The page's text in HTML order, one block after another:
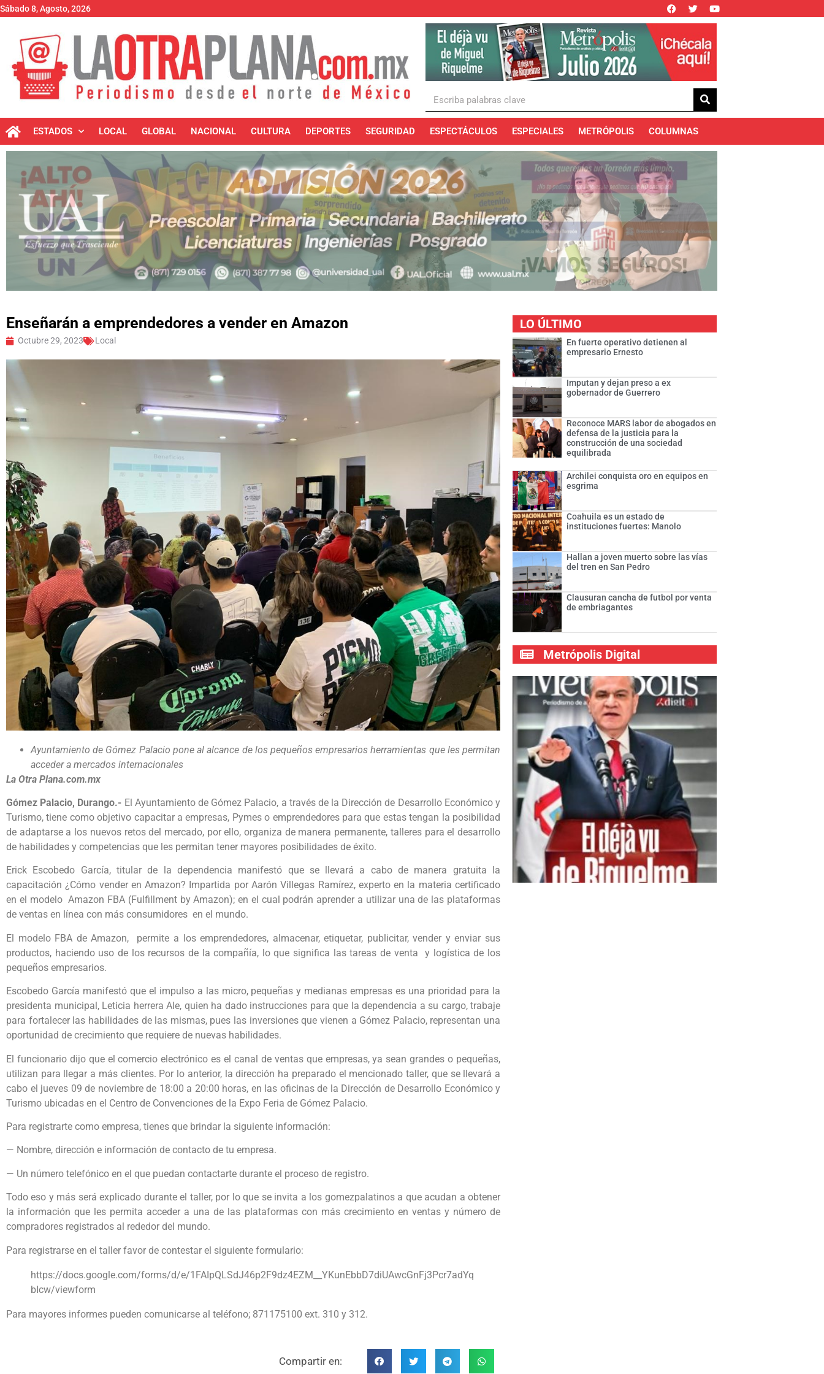
Sábado 8, Agosto, 2026
ESTADOS LOCAL GLOBAL NACIONAL CULTURA DEPORTES SEGURIDAD ESPECTÁCULOS ESPECIALES METRÓPOLIS COLUMNAS
Enseñarán a emprendedores a vender en Amazon
Octubre 29, 2023 Local
Ayuntamiento de Gómez Palacio pone al alcance de los pequeños empresarios herramientas que les permitan
acceder a mercados internacionales
La Otra Plana.com.mx
Gómez Palacio, Durango.- El Ayuntamiento de Gómez Palacio, a través de la Dirección de Desarrollo Económico y
Turismo, tiene como objetivo capacitar a empresas, Pymes o emprendedores para que estas tengan la posibilidad
de adaptarse a los nuevos retos del mercado, por ello, organiza de manera permanente, talleres para el desarrollo
de habilidades y competencias que les permitan tener mayores posibilidades de éxito.
Erick Escobedo García, titular de la dependencia manifestó que se llevará a cabo de manera gratuita la
capacitación ¿Cómo vender en Amazon? Impartida por Aarón Villegas Ramírez, experto en la materia certificado
en el modelo Amazon FBA (Fulfillment by Amazon); en el cual podrán aprender a utilizar una de las plataformas
de ventas en línea con más consumidores en el mundo.
El modelo FBA de Amazon, permite a los emprendedores, almacenar, etiquetar, publicitar, vender y enviar sus
productos, haciendo uso de los recursos de la compañía, lo que significa las tareas de venta y logística de los
pequeños empresarios.
Escobedo García manifestó que el impulso a las micro, pequeñas y medianas empresas es una prioridad para la
presidenta municipal, Leticia herrera Ale, quien ha dado instrucciones para que la dependencia a su cargo, trabaje
para fortalecer las habilidades de las mismas, pues las inversiones que vienen a Gómez Palacio, representan una
oportunidad de crecimiento que requiere de nuevas habilidades.
El funcionario dijo que el comercio electrónico es el canal de ventas que empresas, ya sean grandes o pequeñas,
utilizan para llegar a más clientes. Por lo anterior, la dirección ha preparado el mencionado taller, que se llevará a
cabo el jueves 09 de noviembre de 18:00 a 20:00 horas, en las oficinas de la Dirección de Desarrollo Económico y
Turismo ubicadas en el Centro de Convenciones de la Expo Feria de Gómez Palacio.
Para registrarte como empresa, tienes que brindar la siguiente información:
— Nombre, dirección e información de contacto de tu empresa.
— Un número telefónico en el que puedan contactarte durante el proceso de registro.
Todo eso y más será explicado durante el taller, por lo que se invita a los gomezpalatinos a que acudan a obtener
la información que les permita acceder a una de las plataformas con más crecimiento en ventas y número de
compradores registrados al rededor del mundo.
Para registrarse en el taller favor de contestar el siguiente formulario:
https://docs.google.com/forms/d/e/1FAIpQLSdJ46p2F9dz4EZM__YKunEbbD7diUAwcGnFj3Pcr7adYq
bIcw/viewform
Para mayores informes pueden comunicarse al teléfono; 871175100 ext. 310 y 312.
Compartir en:
LO ÚLTIMO
En fuerte operativo detienen al
empresario Ernesto
Imputan y dejan preso a ex
gobernador de Guerrero
Reconoce MARS labor de abogados en
defensa de la justicia para la
construcción de una sociedad
equilibrada
Archilei conquista oro en equipos en
esgrima
Coahuila es un estado de
instituciones fuertes: Manolo
Hallan a joven muerto sobre las vías
del tren en San Pedro
Clausuran cancha de futbol por venta
de embriagantes
Metrópolis Digital